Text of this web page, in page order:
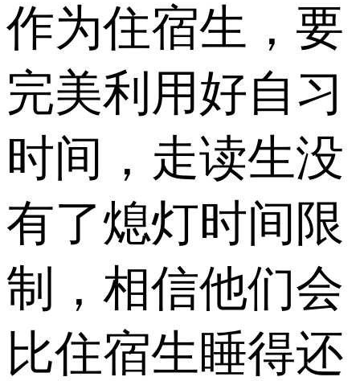
作为住宿生，要
完美利用好自习
时间，走读生没
有了熄灯时间限
制，相信他们会
比住宿生睡得还